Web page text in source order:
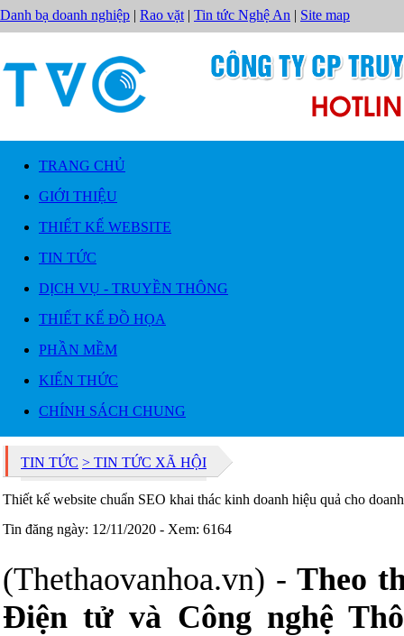
Danh bạ doanh nghiệp | Rao vặt | Tin tức Nghệ An | Site map
TRANG CHỦ
GIỚI THIỆU
THIẾT KẾ WEBSITE
TIN TỨC
DỊCH VỤ - TRUYỀN THÔNG
THIẾT KẾ ĐỒ HỌA
PHẦN MỀM
KIẾN THỨC
CHÍNH SÁCH CHUNG
TIN TỨC > TIN TỨC XÃ HỘI
Thiết kế website chuẩn SEO khai thác kinh doanh hiệu quả cho
Tin đăng ngày: 12/11/2020 - Xem: 6164
(Thethaovanhoa.vn) - Theo
Điện tử và Công nghệ